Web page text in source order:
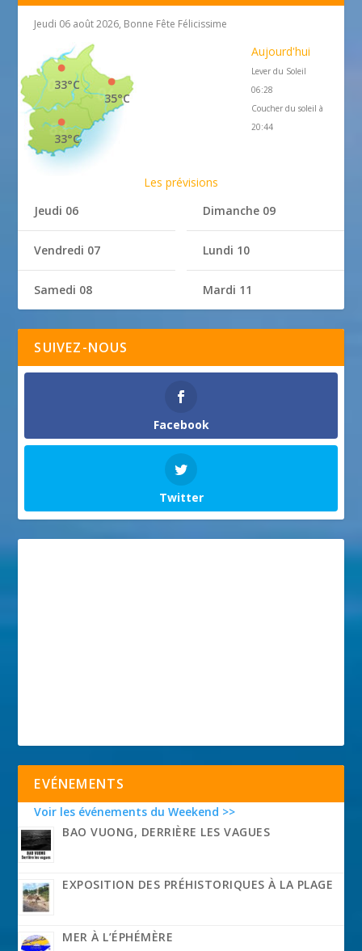
Jeudi 06 août 2026, Bonne Fête Félicissime
35°C
33°C
33°C
Aujourd'hui
Lever du Soleil
06:28
Coucher du soleil à
20:44
Les prévisions
Jeudi 06
Vendredi 07
Samedi 08
Dimanche 09
Lundi 10
Mardi 11
SUIVEZ-NOUS
Facebook
Twitter
EVÉNEMENTS
Voir les événements du Weekend >>
BAO VUONG, DERRIÈRE LES VAGUES
EXPOSITION DES PRÉHISTORIQUES À LA PLAGE
MER À L’ÉPHÉMÈRE